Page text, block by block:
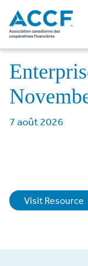
Home Enterprise
7 août 2026
Visit Resource